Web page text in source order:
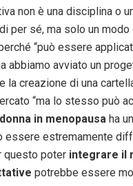
non è una disciplina o
per sé, ma solo un
“può essere
abbiamo avviato un
la creazione di una
“ma lo stesso può
in menopausa ha
essere estremamente
questo poter integrare il
potrebbe essere